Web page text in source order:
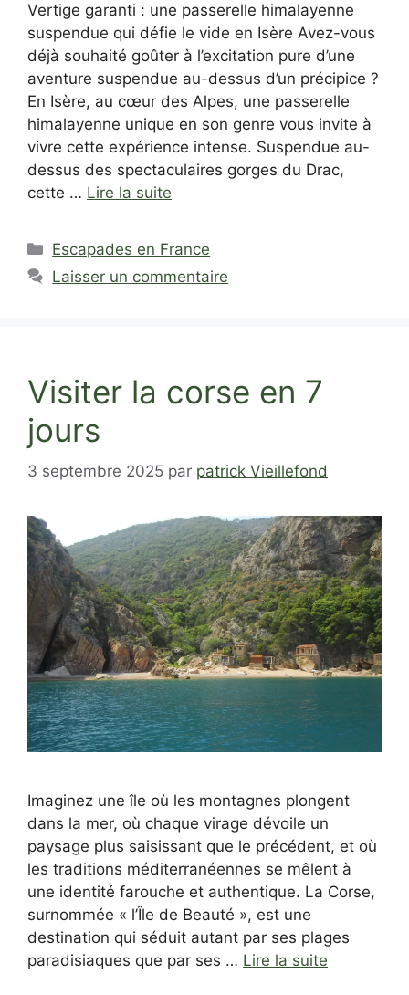
Vertige garanti : une passerelle himalayenne
suspendue qui défie le vide en Isère Avez-vous
déjà souhaité goûter à l’excitation pure d’une
aventure suspendue au-dessus d’un précipice ?
En Isère, au cœur des Alpes, une passerelle
himalayenne unique en son genre vous invite à
vivre cette expérience intense. Suspendue au-
dessus des spectaculaires gorges du Drac,
cette … Lire la suite
Catégories
Escapades en France
Laisser un commentaire
Visiter la corse en 7
jours
3 septembre 2025 par patrick Vieillefond
Imaginez une île où les montagnes plongent
dans la mer, où chaque virage dévoile un
paysage plus saisissant que le précédent, et où
les traditions méditerranéennes se mêlent à
une identité farouche et authentique. La Corse,
surnommée « l’Île de Beauté », est une
destination qui séduit autant par ses plages
paradisiaques que par ses … Lire la suite